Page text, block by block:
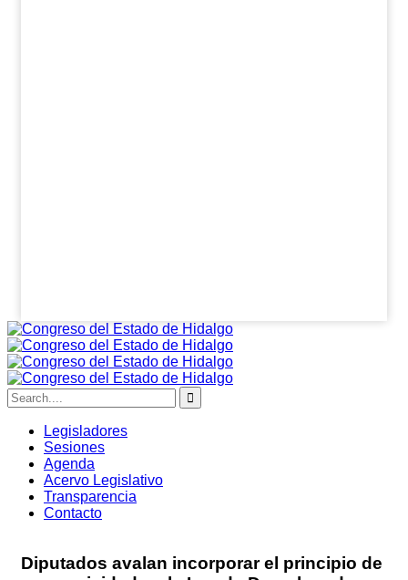
Legisladores
Sesiones
Agenda
Acervo Legislativo
Transparencia
Contacto
Diputados avalan incorporar el principio de